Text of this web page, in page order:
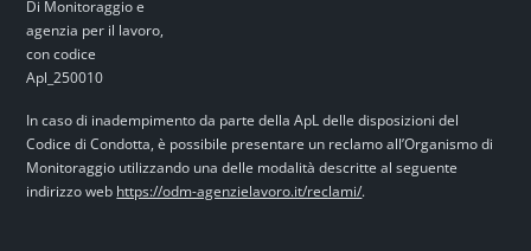
In caso di inadempimento da parte della ApL delle disposizioni del
Codice di Condotta, è possibile presentare un reclamo all’Organismo di
Monitoraggio utilizzando una delle modalità descritte al seguente
indirizzo web https://odm-agenzielavoro.it/reclami/.